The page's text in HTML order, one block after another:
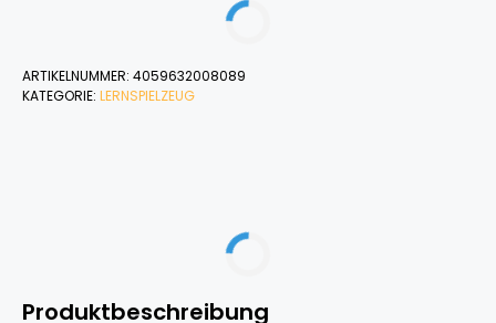
ARTIKELNUMMER: 4059632008089
KATEGORIE: LERNSPIELZEUG
Produktbeschreibung